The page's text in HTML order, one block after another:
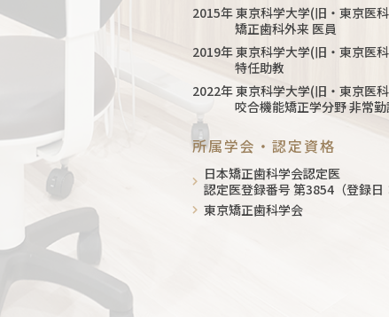
2015年 東京科学大学(旧・東京医
矯正歯科外来 医員
2019年 東京科学大学(旧・東京医
特任助教
2022年 東京科学大学(旧・東京医
咬合機能矯正学分野 非常勤
所属学会・認定資格
日本矯正歯科学会認定医
認定医登録番号 第3854（登録日
東京矯正歯科学会